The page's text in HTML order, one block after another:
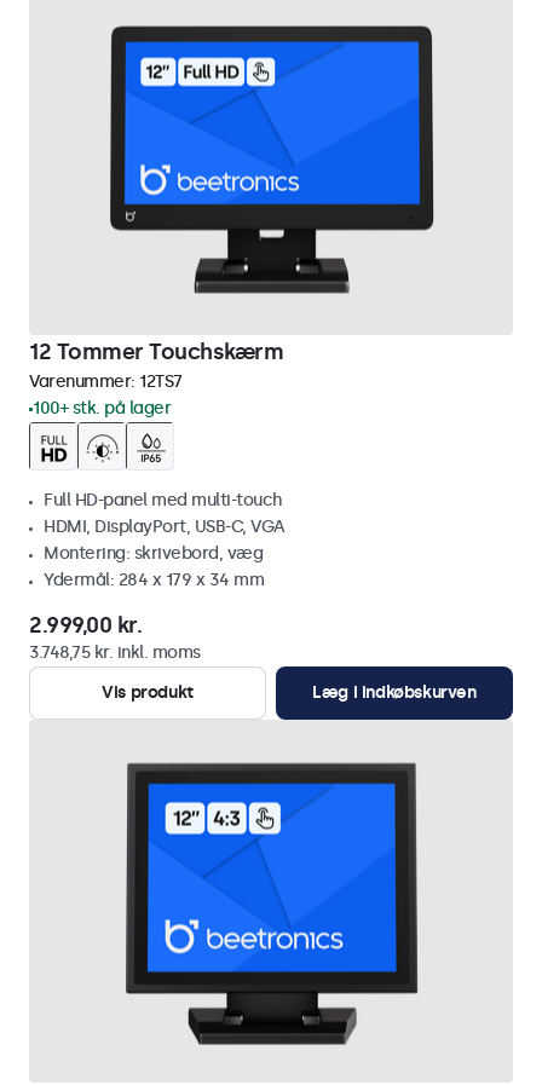
12 Tommer Touchskærm
Varenummer: 12TS7
100+ stk. på lager
Full HD-panel med multi-touch
HDMI, DisplayPort, USB-C, VGA
Montering: skrivebord, væg
Ydermål: 284 x 179 x 34 mm
2.999,00 kr.
3.748,75 kr. inkl. moms
Vis produkt
Læg i indkøbskurven